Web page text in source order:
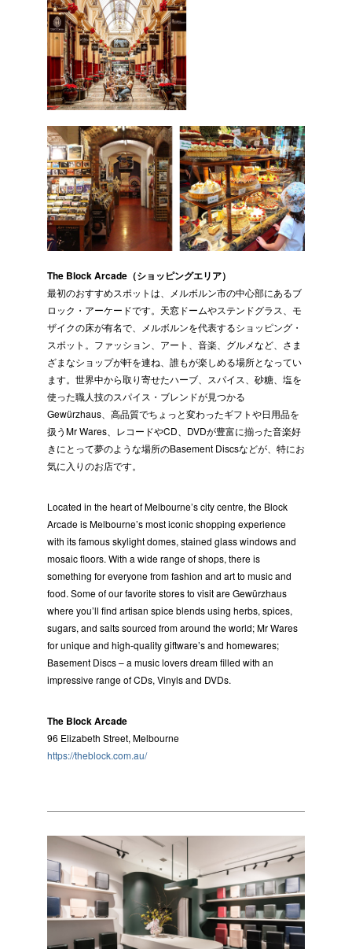
The Block Arcade（ショッピングエリア）
最初のおすすめスポットは、メルボルン市の中心部にあるブ
ロック・アーケードです。天窓ドームやステンドグラス、モ
ザイクの床が有名で、メルボルンを代表するショッピング・
スポット。ファッション、アート、音楽、グルメなど、さま
ざまなショップが軒を連ね、誰もが楽しめる場所となってい
ます。世界中から取り寄せたハーブ、スパイス、砂糖、塩を
使った職人技のスパイス・ブレンドが見つかる
Gewürzhaus、高品質でちょっと変わったギフトや日用品を
扱うMr Wares、レコードやCD、DVDが豊富に揃った音楽好
きにとって夢のような場所のBasement Discsなどが、特にお
気に入りのお店です。
Located in the heart of Melbourne’s city centre, the Block
Arcade is Melbourne’s most iconic shopping experience
with its famous skylight domes, stained glass windows and
mosaic floors. With a wide range of shops, there is
something for everyone from fashion and art to music and
food. Some of our favorite stores to visit are Gewürzhaus
where you’ll find artisan spice blends using herbs, spices,
sugars, and salts sourced from around the world; Mr Wares
for unique and high-quality giftware’s and homewares;
Basement Discs – a music lovers dream filled with an
impressive range of CDs, Vinyls and DVDs.
The Block Arcade
96 Elizabeth Street, Melbourne
https://theblock.com.au/